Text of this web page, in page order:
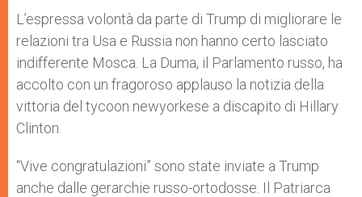
L’espressa volontà da parte di Trump di migliorare le
relazioni tra Usa e Russia non hanno certo lasciato
indifferente Mosca. La Duma, il Parlamento russo, ha
accolto con un fragoroso applauso la notizia della
vittoria del tycoon newyorkese a discapito di Hillary
Clinton.
“Vive congratulazioni” sono state inviate a Trump
anche dalle gerarchie russo-ortodosse. Il Patriarca